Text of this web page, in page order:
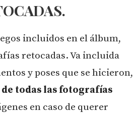
incluidos en el álbum,
retocadas. Va incluida
y poses que se hicieron,
todas las fotografías
en caso de querer